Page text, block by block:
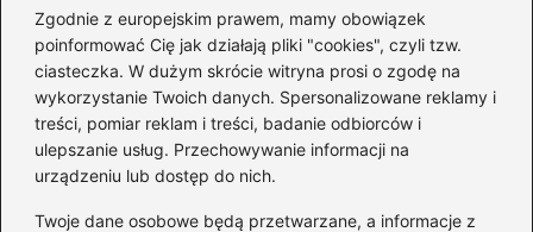
Zgodnie z europejskim prawem, mamy obowiązek
poinformować Cię jak działają pliki "cookies", czyli tzw.
ciasteczka. W dużym skrócie witryna prosi o zgodę na
wykorzystanie Twoich danych. Spersonalizowane reklamy i
treści, pomiar reklam i treści, badanie odbiorców i
ulepszanie usług. Przechowywanie informacji na
urządzeniu lub dostęp do nich.
Twoje dane osobowe będą przetwarzane, a informacje z
Jak bez stresu zmienić
adres email na Steam –
prosty przewodnik krok po
kroku
Kategorie